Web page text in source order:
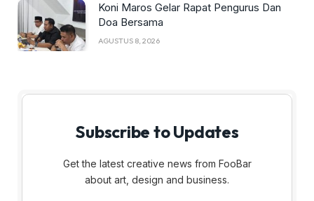
Koni Maros Gelar Rapat Pengurus Dan
Doa Bersama
AGUSTUS 8, 2026
Subscribe to Updates
Get the latest creative news from FooBar
about art, design and business.